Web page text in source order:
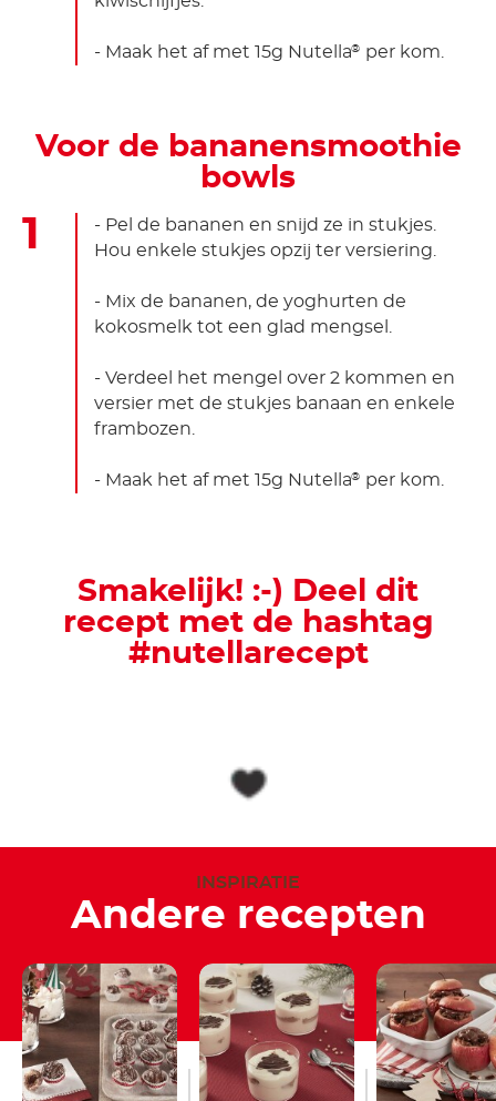
- Maak het af met 15g Nutella® per kom.
Voor de bananensmoothie
bowls
- Pel de bananen en snijd ze in stukjes.
Hou enkele stukjes opzij ter versiering.
- Mix de bananen, de yoghurten de
kokosmelk tot een glad mengsel.
- Verdeel het mengel over 2 kommen en
versier met de stukjes banaan en enkele
frambozen.
- Maak het af met 15g Nutella® per kom.
Smakelijk! :-) Deel dit
recept met de hashtag
#nutellarecept
INSPIRATIE
Andere recepten